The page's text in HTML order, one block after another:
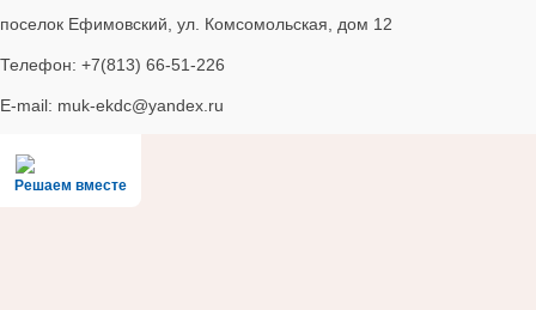
поселок Ефимовский, ул. Комсомольская, дом 12
Телефон: +7(813) 66-51-226
E-mail: muk-ekdc@yandex.ru
Решаем вместе